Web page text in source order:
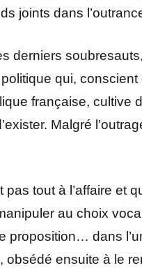
joints dans
derniers
qui, conscient
française, cultive
Malgré
tout à l’affaire et
au choix
proposition… dans
obsédé ensuite à le